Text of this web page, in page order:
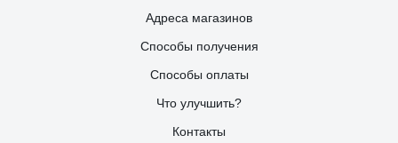
Адреса магазинов
Способы получения
Способы оплаты
Что улучшить?
Контакты